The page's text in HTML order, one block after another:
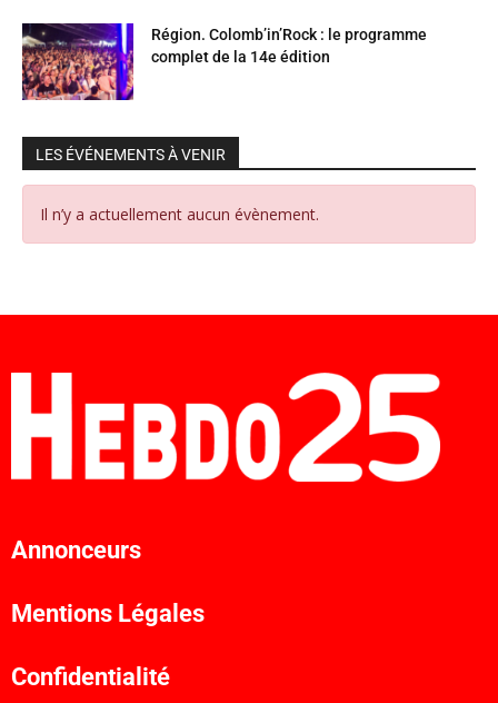
Région. Colomb’in’Rock : le programme
complet de la 14e édition
LES ÉVÉNEMENTS À VENIR
Il n’y a actuellement aucun évènement.
Annonceurs
Mentions Légales
Confidentialité